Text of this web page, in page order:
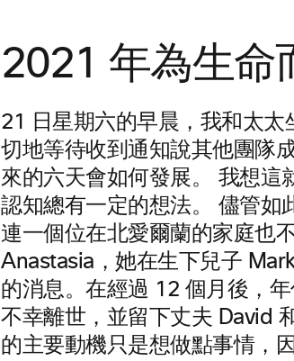
2021 年為生命
21 日星期六的早晨，我和太
切地等待收到通知說其他團隊
來的六天會如何發展。 我想這
認知總有一定的想法。 儘管如
連一個位在北愛爾蘭的家庭也
Anastasia，她在生下兒子
的消息。在經過 12 個月後，
不幸離世，並留下丈夫 David
的主要動機只是想做點事情，